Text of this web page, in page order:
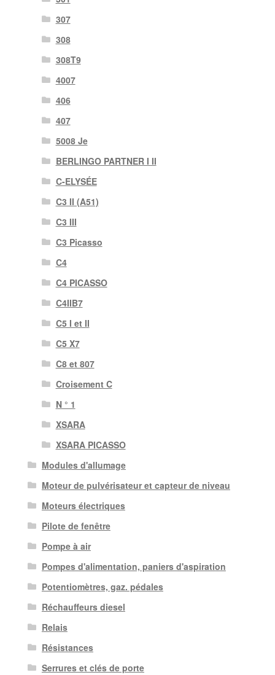
307
308
308T9
4007
406
407
5008 Je
BERLINGO PARTNER I II
C-ELYSÉE
C3 II (A51)
C3 III
C3 Picasso
C4
C4 PICASSO
C4IIB7
C5 I et II
C5 X7
C8 et 807
Croisement C
N ° 1
XSARA
XSARA PICASSO
Modules d'allumage
Moteur de pulvérisateur et capteur de niveau
Moteurs électriques
Pilote de fenêtre
Pompe à air
Pompes d'alimentation, paniers d'aspiration
Potentiomètres, gaz. pédales
Réchauffeurs diesel
Relais
Résistances
Serrures et clés de porte